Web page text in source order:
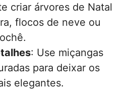
criar árvores de Natal
flocos de neve ou
: Use miçangas
para deixar os
elegantes.